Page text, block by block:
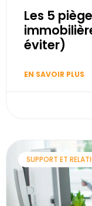
Les 5
éviter)
EN SAVOIR PLUS
SUPPORT ET